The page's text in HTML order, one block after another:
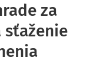
za
sťaženie